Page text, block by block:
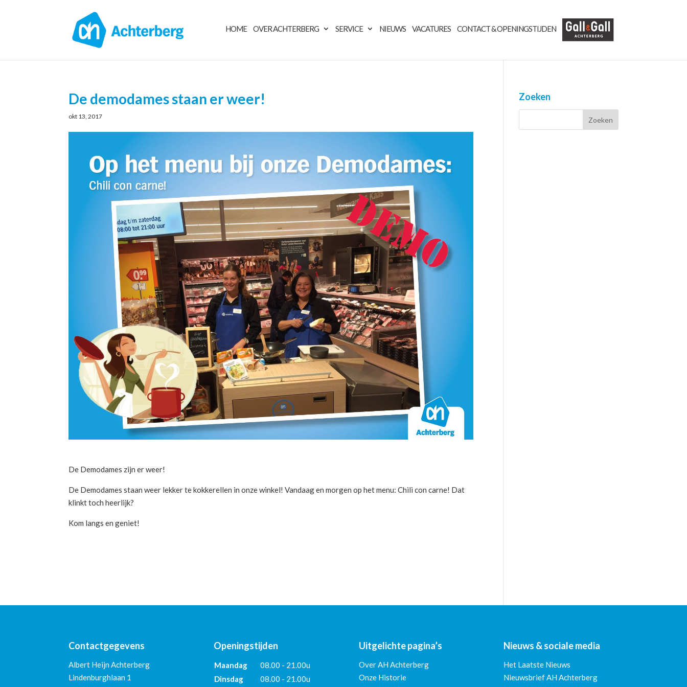
HOME OVER ACHTERBERG SERVICE NIEUWS VACATURES CONTACT & OPENINGSTIJDEN
De demodames staan er weer!
okt 13, 2017
De Demodames zijn er weer!
De Demodames staan weer lekker te kokkerellen in onze winkel! Vandaag en morgen op het menu: Chili con carne! Dat
klinkt toch heerlijk?
Kom langs en geniet!
Zoeken
Contactgegevens
Albert Heijn Achterberg
Lindenburghlaan 1
Openingstijden
Maandag
08.00 - 21.00u
Dinsdag
08.00 - 21.00u
Uitgelichte pagina’s
Over AH Achterberg
Onze Historie
Nieuws & sociale media
Het Laatste Nieuws
Nieuwsbrief AH Achterberg